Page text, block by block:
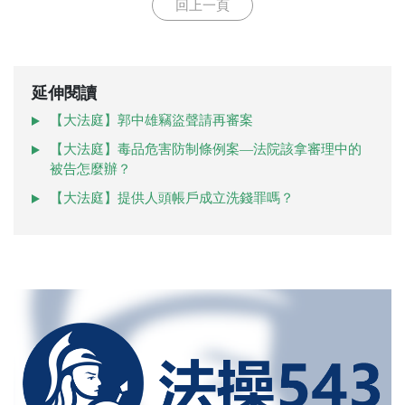
回上一頁
延伸閱讀
【大法庭】郭中雄竊盜聲請再審案
【大法庭】毒品危害防制條例案—法院該拿審理中的
被告怎麼辦？
【大法庭】提供人頭帳戶成立洗錢罪嗎？